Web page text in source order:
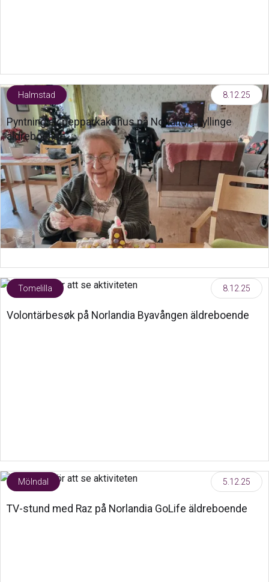
Halmstad 8.12.25
Pyntning av pepparkakshus på Norlandia Fyllinge
äldreboende
Tomelilla 8.12.25
Volontärbesøk på Norlandia Byavången äldreboende
Mölndal 5.12.25
TV-stund med Raz på Norlandia GoLife äldreboende